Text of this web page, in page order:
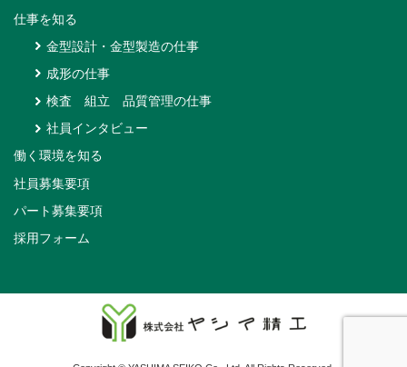
仕事を知る
金型設計・金型製造の仕事
成形の仕事
検査 組立 品質管理の仕事
社員インタビュー
働く環境を知る
社員募集要項
パート募集要項
採用フォーム